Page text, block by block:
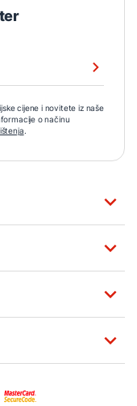
cijene i novitete iz naše
o načinu
.